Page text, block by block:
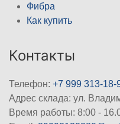
Фибра
Как купить
Контакты
Телефон: +7 999 313-18-
Адрес склада: ул.
Время работы: 8:00 -